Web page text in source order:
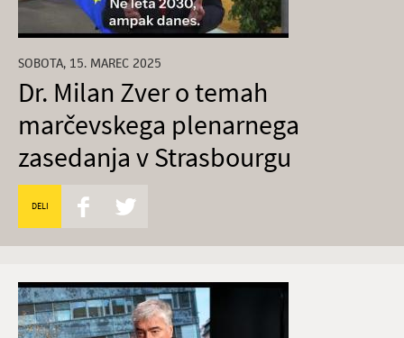
SOBOTA, 15. MAREC 2025
Dr. Milan Zver o temah
marčevskega plenarnega
zasedanja v Strasbourgu
DELI